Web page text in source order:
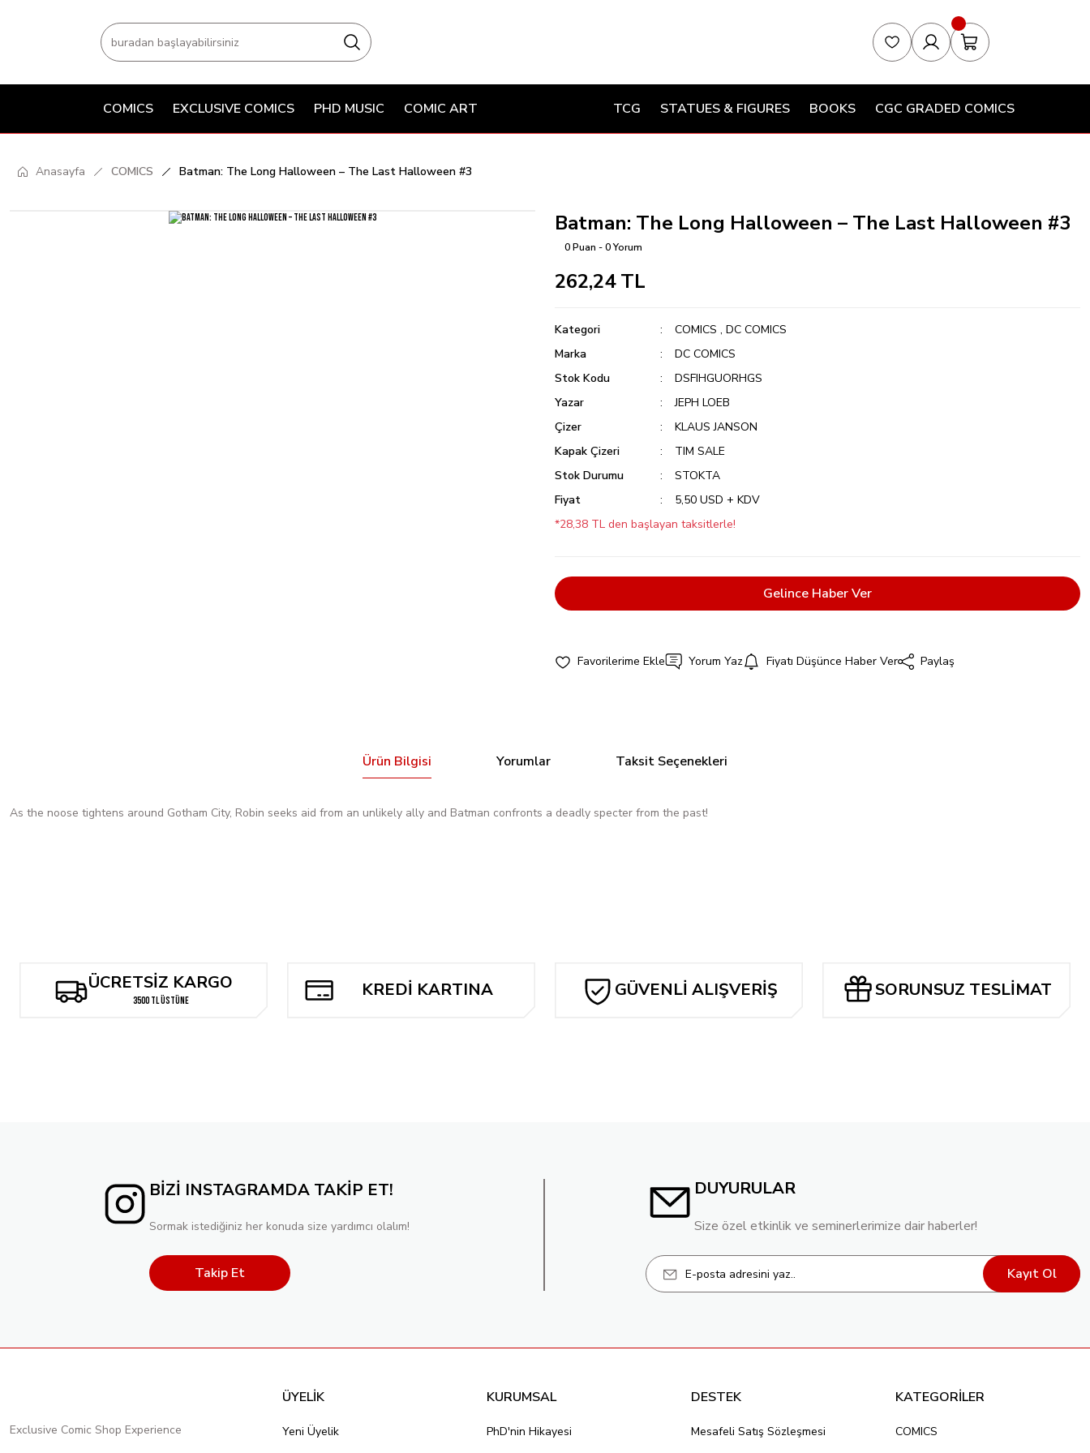
COMICS EXCLUSIVE COMICS PHD MUSIC COMIC ART TCG STATUES & FIGURES BOOKS CGC GRADED COMICS
Anasayfa COMICS Batman: The Long Halloween – The Last Halloween #3
Batman: The Long Halloween – The Last Halloween #3
0 Puan - 0 Yorum
262,24 TL
Kategori COMICS , DC COMICS
Marka
DC COMICS
Stok Kodu
DSFIHGUORHGS
Yazar
JEPH LOEB
Çizer
KLAUS JANSON
Kapak Çizeri
TIM SALE
Stok Durumu
STOKTA
Fiyat
5,50 USD + KDV
*28,38 TL den başlayan taksitlerle!
Gelince Haber Ver
Yorum Yaz Fiyatı Düşünce Haber Ver Paylaş
Ürün Bilgisi Yorumlar Taksit Seçenekleri
As the noose tightens around Gotham City, Robin seeks aid from an unlikely ally and Batman confronts a deadly specter from the past!
ÜCRETSİZ KARGO
3500 TL ÜSTÜNE
KREDİ KARTINA
GÜVENLİ ALIŞVERİŞ SORUNSUZ TESLİMAT
BİZİ INSTAGRAMDA TAKİP ET!
Sormak istediğiniz her konuda size yardımcı olalım!
Takip Et
DUYURULAR
Size özel etkinlik ve seminerlerimize dair haberler!
Kayıt Ol
Exclusive Comic Shop Experience
ÜYELİK
Yeni Üyelik
KURUMSAL
PhD'nin Hikayesi
DESTEK
Mesafeli Satış Sözleşmesi
KATEGORİLER
COMICS